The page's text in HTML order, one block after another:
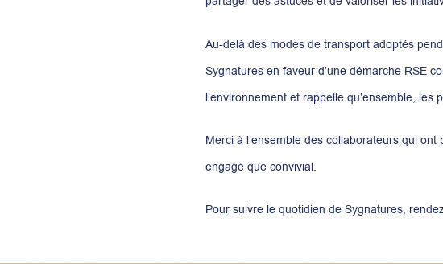
Au-delà des modes de transport adoptés
Sygnatures en faveur d’une démarche RSE
l’environnement et rappelle qu’ensemble,
Merci à l’ensemble des collaborateurs qui
engagé que convivial.
Pour suivre le quotidien de Sygnatures,